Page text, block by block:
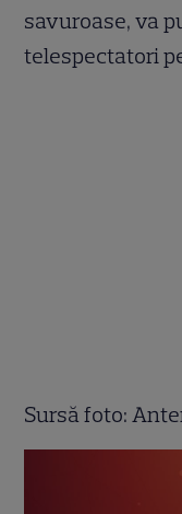
savuroase, va
telespectatori
Sursă foto: